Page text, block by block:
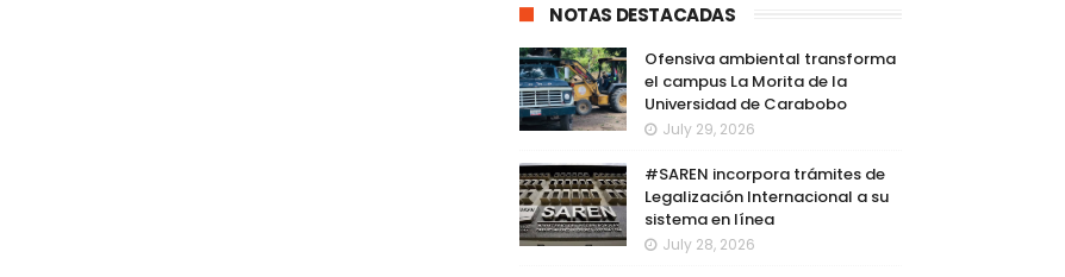
NOTAS DESTACADAS
Ofensiva ambiental transforma
el campus La Morita de la
Universidad de Carabobo
July 29, 2026
#SAREN incorpora trámites de
Legalización Internacional a su
sistema en línea
July 28, 2026